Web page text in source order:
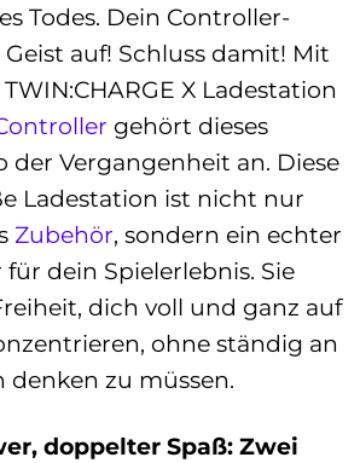
Todes. Dein Controller-
auf! Schluss damit! Mit
TWIN:CHARGE X Ladestation
gehört dieses
der Vergangenheit an. Diese
Ladestation ist nicht nur
Zubehör, sondern ein echter
dein Spielerlebnis. Sie
dich voll und ganz auf
ohne ständig an
denken zu müssen.
doppelter Spaß: Zwei